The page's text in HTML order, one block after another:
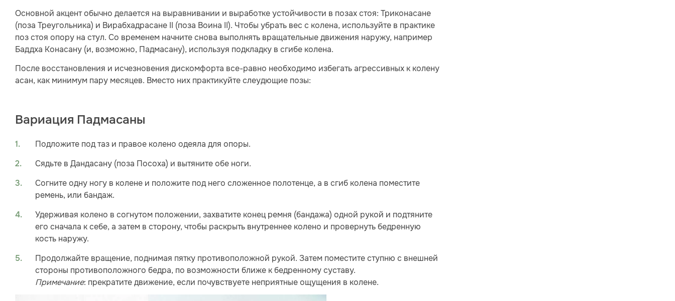
Основной акцент обычно делается на выравнивании и выработке устойчивости в позах стоя: Триконасане
(поза Треугольника) и Вирабхадрасане II (поза Воина II). Чтобы убрать вес с колена, используйте в практике
поз стоя опору на стул. Со временем начните снова выполнять вращательные движения наружу, например
Баддха Конасану (и, возможно, Падмасану), используя подкладку в сгибе колена.
После восстановления и исчезновения дискомфорта все-равно необходимо избегать агрессивных к колену
асан, как минимум пару месяцев. Вместо них практикуйте слеудющие позы:
Вариация Падмасаны
Подложите под таз и правое колено одеяла для опоры.
Сядьте в Дандасану (поза Посоха) и вытяните обе ноги.
Согните одну ногу в колене и положите под него сложенное полотенце, а в сгиб колена поместите
ремень, или бандаж.
Удерживая колено в согнутом положении, захватите конец ремня (бандажа) одной рукой и подтяните
его сначала к себе, а затем в сторону, чтобы раскрыть внутреннее колено и провернуть бедренную
кость наружу.
Продолжайте вращение, поднимая пятку противоположной рукой. Затем поместите ступню с внешней
стороны противоположного бедра, по возможности ближе к бедренному суставу.
Примечание: прекратите движение, если почувствуете неприятные ощущения в колене.